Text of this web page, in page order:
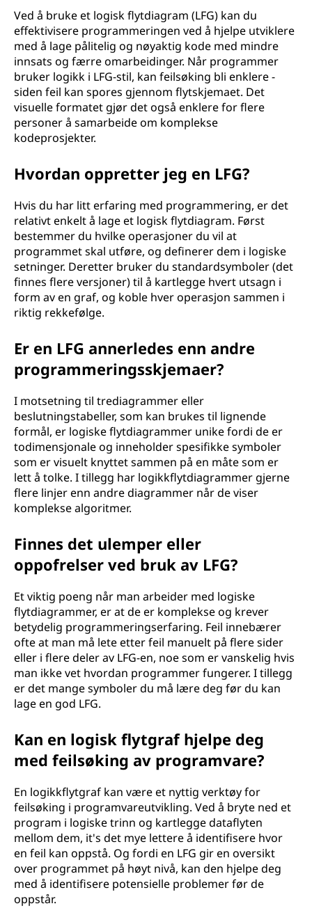
Ved å bruke et logisk flytdiagram (LFG) kan du
effektivisere programmeringen ved å hjelpe utviklere
med å lage pålitelig og nøyaktig kode med mindre
innsats og færre omarbeidinger. Når programmer
bruker logikk i LFG-stil, kan feilsøking bli enklere -
siden feil kan spores gjennom flytskjemaet. Det
visuelle formatet gjør det også enklere for flere
personer å samarbeide om komplekse
kodeprosjekter.
Hvordan oppretter jeg en LFG?
Hvis du har litt erfaring med programmering, er det
relativt enkelt å lage et logisk flytdiagram. Først
bestemmer du hvilke operasjoner du vil at
programmet skal utføre, og definerer dem i logiske
setninger. Deretter bruker du standardsymboler (det
finnes flere versjoner) til å kartlegge hvert utsagn i
form av en graf, og koble hver operasjon sammen i
riktig rekkefølge.
Er en LFG annerledes enn andre
programmeringsskjemaer?
I motsetning til trediagrammer eller
beslutningstabeller, som kan brukes til lignende
formål, er logiske flytdiagrammer unike fordi de er
todimensjonale og inneholder spesifikke symboler
som er visuelt knyttet sammen på en måte som er
lett å tolke. I tillegg har logikkflytdiagrammer gjerne
flere linjer enn andre diagrammer når de viser
komplekse algoritmer.
Finnes det ulemper eller
oppofrelser ved bruk av LFG?
Et viktig poeng når man arbeider med logiske
flytdiagrammer, er at de er komplekse og krever
betydelig programmeringserfaring. Feil innebærer
ofte at man må lete etter feil manuelt på flere sider
eller i flere deler av LFG-en, noe som er vanskelig hvis
man ikke vet hvordan programmer fungerer. I tillegg
er det mange symboler du må lære deg før du kan
lage en god LFG.
Kan en logisk flytgraf hjelpe deg
med feilsøking av programvare?
En logikkflytgraf kan være et nyttig verktøy for
feilsøking i programvareutvikling. Ved å bryte ned et
program i logiske trinn og kartlegge dataflyten
mellom dem, it's det mye lettere å identifisere hvor
en feil kan oppstå. Og fordi en LFG gir en oversikt
over programmet på høyt nivå, kan den hjelpe deg
med å identifisere potensielle problemer før de
oppstår.